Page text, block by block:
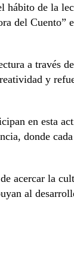
hábito de la
del Cuento”
a través
y
en esta
donde
acercar la
al